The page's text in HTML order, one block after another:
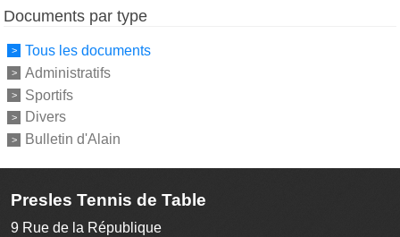
Documents par type
Tous les documents
Administratifs
Sportifs
Divers
Bulletin d'Alain
Presles Tennis de Table
9 Rue de la République